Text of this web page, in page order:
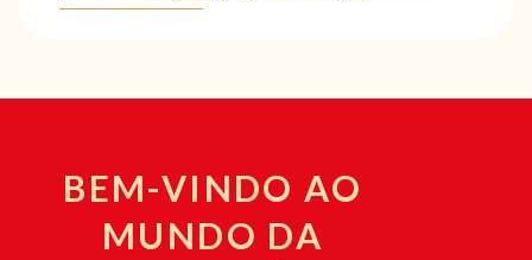
BEM-VINDO AO
MUNDO DA